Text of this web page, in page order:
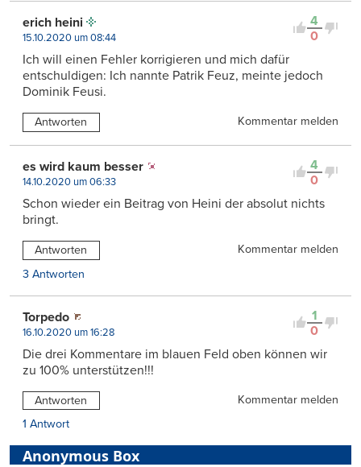
4
0
erich heini
15.10.2020 um 08:44
Ich will einen Fehler korrigieren und mich dafür
entschuldigen: Ich nannte Patrik Feuz, meinte jedoch
Dominik Feusi.
Antworten Kommentar melden
4
0
es wird kaum besser
14.10.2020 um 06:33
Schon wieder ein Beitrag von Heini der absolut nichts
bringt.
Antworten
Kommentar melden
3 Antworten
1
0
Torpedo
16.10.2020 um 16:28
Die drei Kommentare im blauen Feld oben können wir
zu 100% unterstützen!!!
Antworten
Kommentar melden
1 Antwort
Anonymous Box